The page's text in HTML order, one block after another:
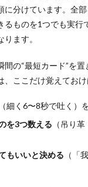
に分けています。全
るものを1つでも実行
ます。
間の“最短カード”を
、ここだけ覚えておけ
（細く6〜8秒で吐く）
を3つ数える （吊り
もいいと決める （「